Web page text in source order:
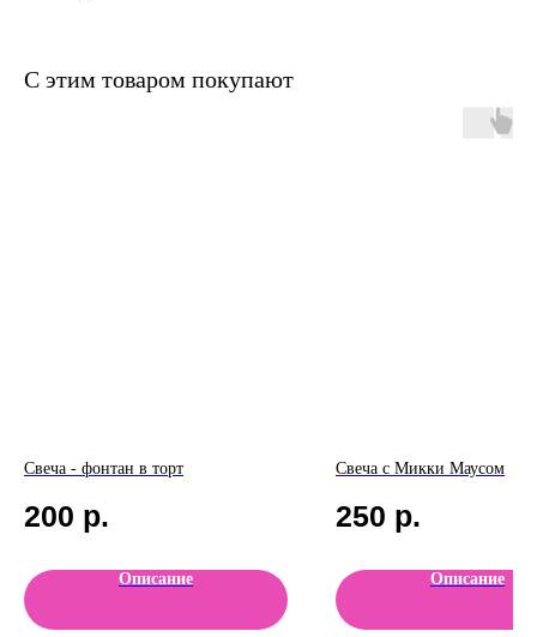
С этим товаром покупают
Свеча - фонтан в торт
200 р.
Описание
Свеча с Микки Маусом
250 р.
Описание